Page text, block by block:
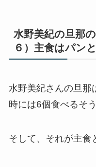
水野美紀の旦那
６）主食はパン
水野美紀さんの旦那
時には6個食べるそう
そして、それが主食